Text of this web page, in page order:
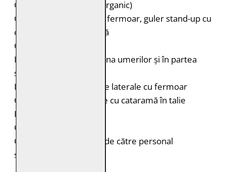
Glugă: 100% bumbac (organic)
Geacă de piele biker cu fermoar, guler stand-up cu
capsă și glugă detașabilă
Cusături decorative
Porțiuni matlasate în zona umerilor și în partea
superioară a brațelor
Două buzunare verticale laterale cu fermoar
Curele laterale reglabile cu cataramă în talie
Fermoar la mâneci
Croială: Regular Fit
Curățare: Spălare doar de către personal
specializat